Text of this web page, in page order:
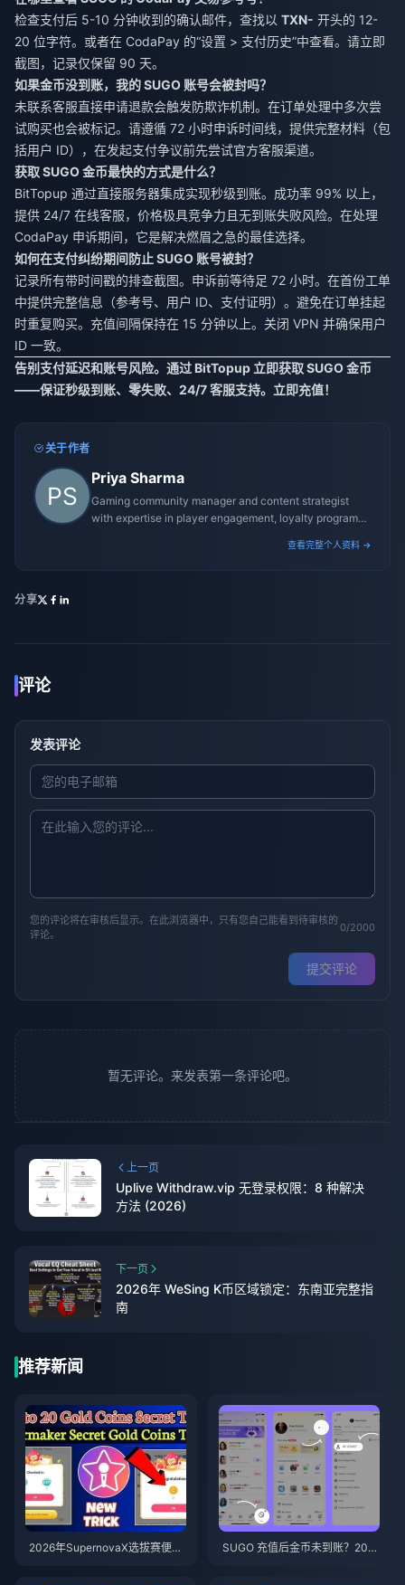
检查支付后 5-10 分钟收到的确认邮件，查找以 TXN- 开头的 12-
20 位字符。或者在 CodaPay 的“设置 > 支付历史”中查看。请立即
截图，记录仅保留 90 天。
如果金币没到账，我的 SUGO 账号会被封吗？
未联系客服直接申请退款会触发防欺诈机制。在订单处理中多次尝
试购买也会被标记。请遵循 72 小时申诉时间线，提供完整材料（包
括用户 ID），在发起支付争议前先尝试官方客服渠道。
获取 SUGO 金币最快的方式是什么？
BitTopup 通过直接服务器集成实现秒级到账。成功率 99% 以上，
提供 24/7 在线客服，价格极具竞争力且无到账失败风险。在处理
CodaPay 申诉期间，它是解决燃眉之急的最佳选择。
如何在支付纠纷期间防止 SUGO 账号被封？
记录所有带时间戳的排查截图。申诉前等待足 72 小时。在首份工单
中提供完整信息（参考号、用户 ID、支付证明）。避免在订单挂起
时重复购买。充值间隔保持在 15 分钟以上。关闭 VPN 并确保用户
ID 一致。
告别支付延迟和账号风险。通过 BitTopup 立即获取 SUGO 金币
——保证秒级到账、零失败、24/7 客服支持。立即充值！
关于作者
Priya Sharma
Gaming community manager and content strategist
with expertise in player engagement, loyalty programs,
查看完整个人资料 →
分享
评论
发表评论
您的评论将在审核后显示。在此浏览器中，只有您自己能看到待审核的
评论。
0/2000
提交评论
暂无评论。来发表第一条评论吧。
上一页
Uplive Withdraw.vip 无登录权限：8 种解决
方法 (2026)
下一页
2026年 WeSing K币区域锁定：东南亚完整指
南
推荐新闻
2026年SupernovaX选拔赛便宜
SUGO 充值后金币未到账？202